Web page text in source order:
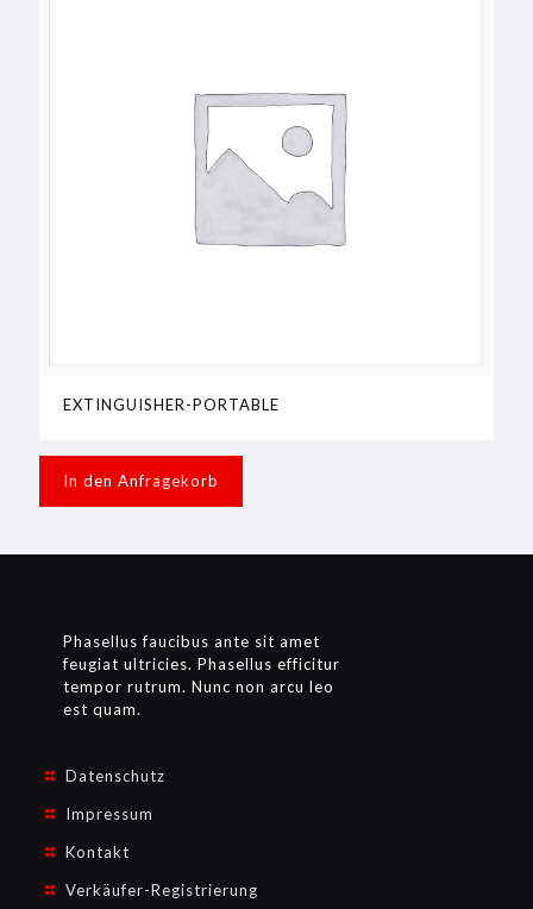
EXTINGUISHER-PORTABLE
In den Anfragekorb
Phasellus faucibus ante sit amet
feugiat ultricies. Phasellus efficitur
tempor rutrum. Nunc non arcu leo
est quam.
Datenschutz
Impressum
Kontakt
Verkäufer-Registrierung